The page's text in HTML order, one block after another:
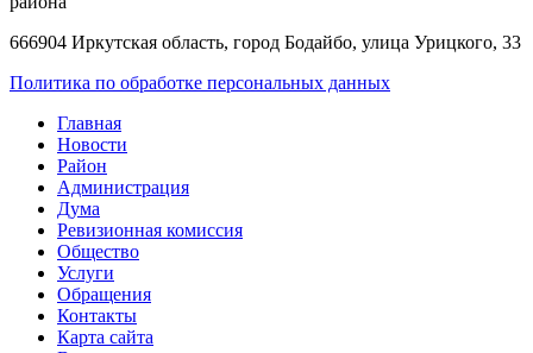
666904 Иркутская область, город Бодайбо, улица Урицкого, 33
Политика по обработке персональных данных
Главная
Новости
Район
Администрация
Дума
Ревизионная комиссия
Общество
Услуги
Обращения
Контакты
Карта сайта